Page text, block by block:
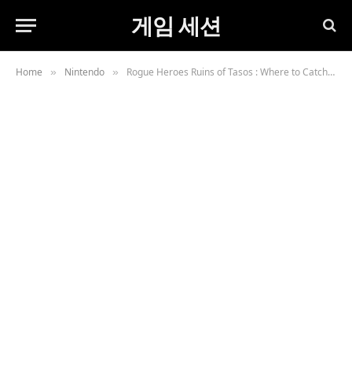
게임 세션
Home » Nintendo » Rogue Heroes Ruins of Tasos : Where to Catch the Legendary Fish, Unlock Pirate Class Guide